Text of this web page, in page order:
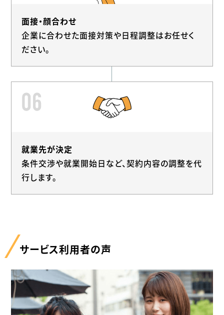
面接・顔合わせ
企業に合わせた面接対策や日程調整はお任せく
ださい。
就業先が決定
条件交渉や就業開始日など、契約内容の調整を代
行します。
サービス利用者の声